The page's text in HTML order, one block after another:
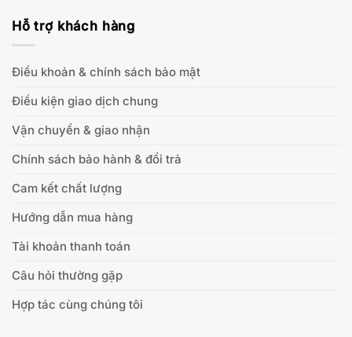
Hỗ trợ khách hàng
Điều khoản & chính sách bảo mật
Điều kiện giao dịch chung
Vận chuyển & giao nhận
Chính sách bảo hành & đổi trả
Cam kết chất lượng
Hướng dẫn mua hàng
Tài khoản thanh toán
Câu hỏi thường gặp
Hợp tác cùng chúng tôi